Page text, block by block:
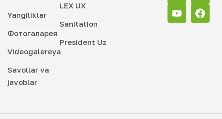
Yangiliklar
Фотогаларея
Videogalereya
Savollar va
javoblar
LEX UX
Sanitation
President Uz